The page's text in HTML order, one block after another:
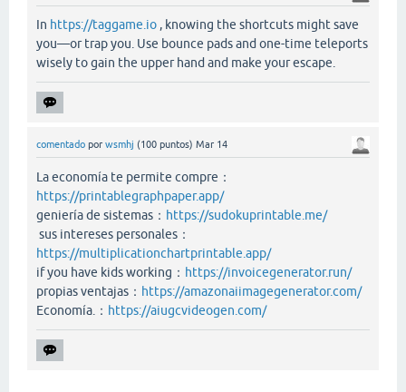
In https://taggame.io , knowing the shortcuts might save
you—or trap you. Use bounce pads and one-time teleports
wisely to gain the upper hand and make your escape.
comentado por wsmhj (100 puntos) Mar 14
La economía te permite compre：
https://printablegraphpaper.app/
geniería de sistemas： https://sudokuprintable.me/
sus intereses personales：
https://multiplicationchartprintable.app/
if you have kids working： https://invoicegenerator.run/
propias ventajas： https://amazonaiimagegenerator.com/
Economía.： https://aiugcvideogen.com/